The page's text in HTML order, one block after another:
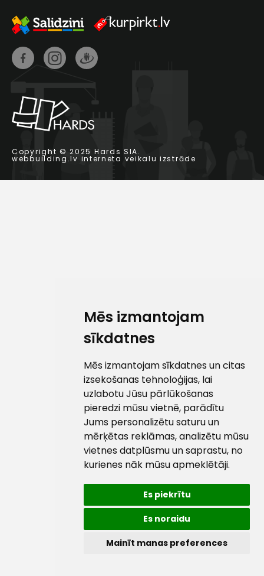
Mēs izmantojam
sīkdatnes
Mēs izmantojam sīkdatnes un citas
izsekošanas tehnoloģijas, lai
uzlabotu Jūsu pārlūkošanas
pieredzi mūsu vietnē, parādītu
Jums personalizētu saturu un
mērķētas reklāmas, analizētu mūsu
vietnes datplūsmu un saprastu, no
kurienes nāk mūsu apmeklētāji.
Es piekrītu
Es noraidu
Mainīt manas preferences
Copyright © 2025 Hards SIA.
webbuilding.lv interneta veikalu izstrāde